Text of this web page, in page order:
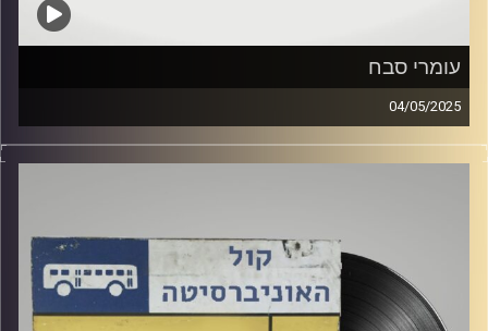
עומרי סבח
04/05/2025
שעה של מוזיקה ישראלית עם דניאלה גולדנברג
Elior Buchnik